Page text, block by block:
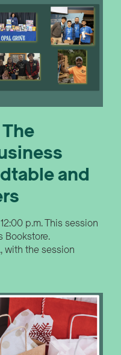
and
p.m. This session
Bookstore.
with the session